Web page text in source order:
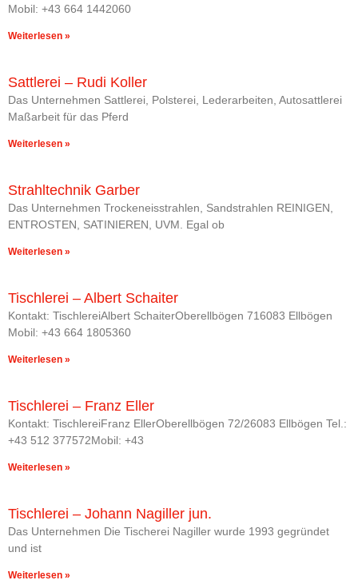
Mobil: +43 664 1442060
Weiterlesen »
Sattlerei – Rudi Koller
Das Unternehmen Sattlerei, Polsterei, Lederarbeiten, Autosattlerei
Maßarbeit für das Pferd
Weiterlesen »
Strahltechnik Garber
Das Unternehmen Trockeneisstrahlen, Sandstrahlen REINIGEN,
ENTROSTEN, SATINIEREN, UVM. Egal ob
Weiterlesen »
Tischlerei – Albert Schaiter
Kontakt: TischlereiAlbert SchaiterOberellbögen 716083 Ellbögen
Mobil: +43 664 1805360
Weiterlesen »
Tischlerei – Franz Eller
Kontakt: TischlereiFranz EllerOberellbögen 72/26083 Ellbögen Tel.:
+43 512 377572Mobil: +43
Weiterlesen »
Tischlerei – Johann Nagiller jun.
Das Unternehmen Die Tischerei Nagiller wurde 1993 gegründet
und ist
Weiterlesen »